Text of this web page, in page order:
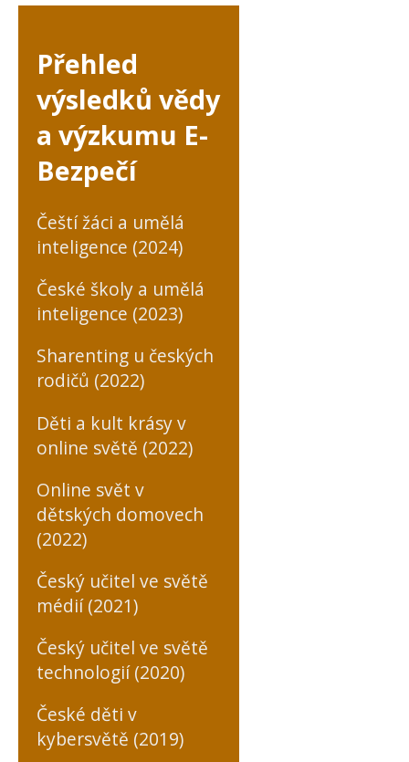
Přehled
výsledků vědy
a výzkumu E-
Bezpečí
Čeští žáci a umělá
inteligence (2024)
České školy a umělá
inteligence (2023)
Sharenting u českých
rodičů (2022)
Děti a kult krásy v
online světě (2022)
Online svět v
dětských domovech
(2022)
Český učitel ve světě
médií (2021)
Český učitel ve světě
technologií (2020)
České děti v
kybersvětě (2019)